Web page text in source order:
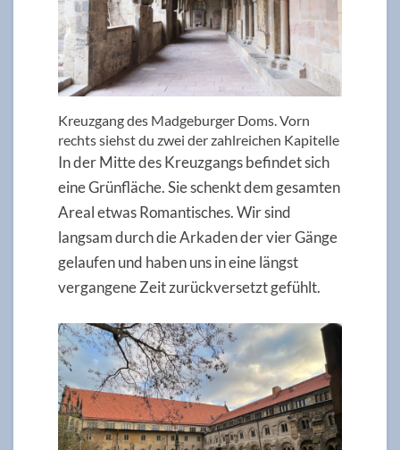
Kreuzgang des Madgeburger Doms. Vorn
rechts siehst du zwei der zahlreichen Kapitelle
In der Mitte des Kreuzgangs befindet sich
eine Grünfläche. Sie schenkt dem gesamten
Areal etwas Romantisches. Wir sind
langsam durch die Arkaden der vier Gänge
gelaufen und haben uns in eine längst
vergangene Zeit zurückversetzt gefühlt.